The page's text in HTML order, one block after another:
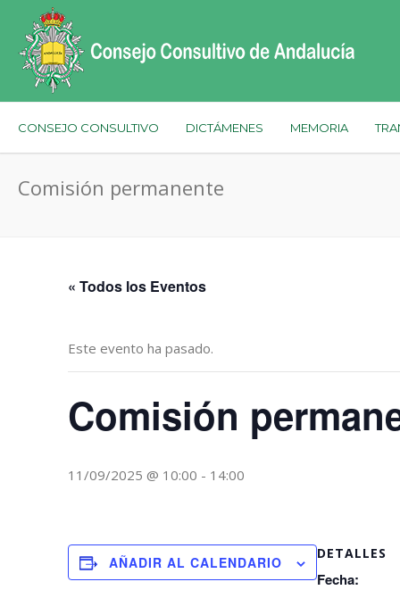
CONSEJO CONSULTIVO DICTÁMENES MEMORIA
Comisión permanente
« Todos los Eventos
Este evento ha pasado.
Comisión
11/09/2025 @ 10:00 - 14:00
AÑADIR AL CALENDARIO
DETALLES
Fecha: